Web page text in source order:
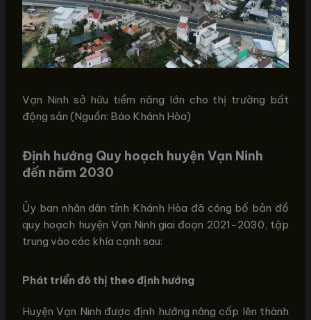
Vạn Ninh sở hữu tiềm năng lớn cho thị trường bất
động sản (Nguồn: Báo Khánh Hòa)
Định hướng Quy hoạch huyện Vạn Ninh
đến năm 2030
Ủy ban nhân dân tỉnh Khánh Hòa đã công bố bản đồ
quy hoạch huyện Vạn Ninh giai đoạn 2021-2030, tập
trung vào các khía cạnh sau:
Phát triển đô thị theo định hướng
Huyện Vạn Ninh được định hướng nâng cấp lên thành